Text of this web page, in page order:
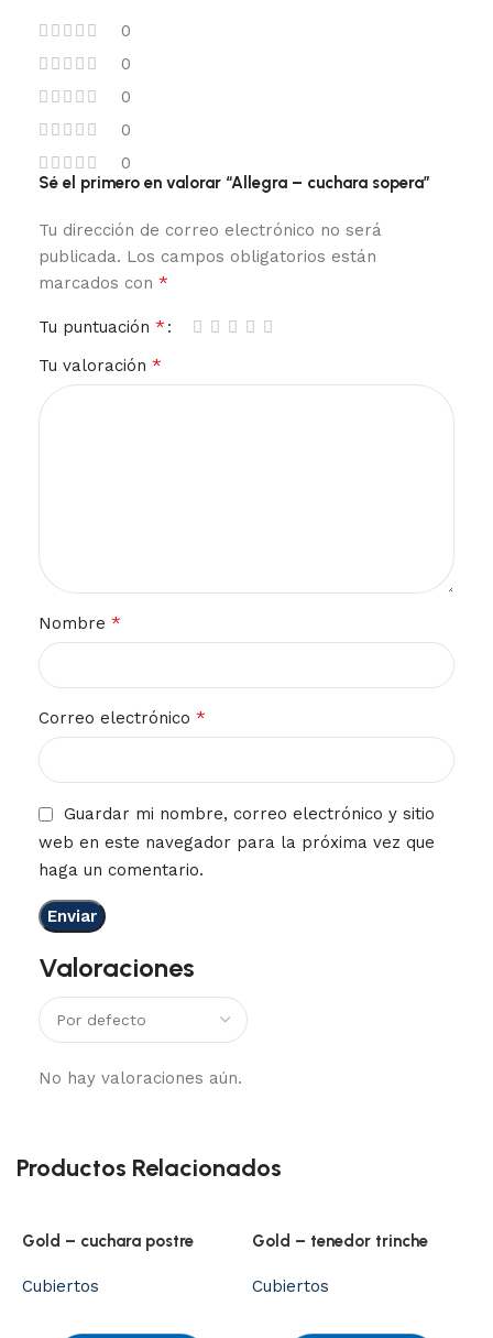
0
0
0
0
0
Valoraciones
No hay valoraciones aún.
Sé el primero en valorar “Allegra – cuchara sopera”
Tu dirección de correo electrónico no será
publicada. Los campos obligatorios están
marcados con *
Tu puntuación *
Tu valoración *
Nombre *
Correo electrónico *
Guardar mi nombre, correo electrónico y sitio
web en este navegador para la próxima vez que
haga un comentario.
Productos Relacionados
Gold – cuchara postre
Cubiertos
Gold – tenedor trinche
Cubiertos